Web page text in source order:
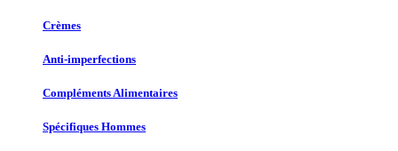
Crèmes
Anti-imperfections
Compléments Alimentaires
Spécifiques Hommes